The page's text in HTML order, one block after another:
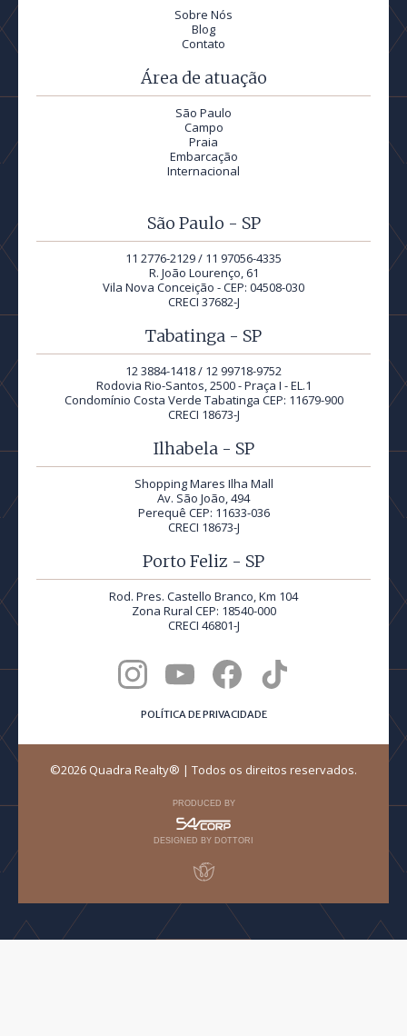
Sobre Nós
Blog
Contato
Área de atuação
São Paulo
Campo
Praia
Embarcação
Internacional
São Paulo - SP
11 2776-2129 / 11 97056-4335
R. João Lourenço, 61
Vila Nova Conceição - CEP: 04508-030
CRECI 37682-J
Tabatinga - SP
12 3884-1418 / 12 99718-9752
Rodovia Rio-Santos, 2500 - Praça I - EL.1
Condomínio Costa Verde Tabatinga CEP: 11679-900
CRECI 18673-J
Ilhabela - SP
Shopping Mares Ilha Mall
Av. São João, 494
Perequê CEP: 11633-036
CRECI 18673-J
Porto Feliz - SP
Rod. Pres. Castello Branco, Km 104
Zona Rural CEP: 18540-000
CRECI 46801-J
POLÍTICA DE PRIVACIDADE
©2026 Quadra Realty® | Todos os direitos reservados.
PRODUCED BY
DESIGNED BY DOTTORI